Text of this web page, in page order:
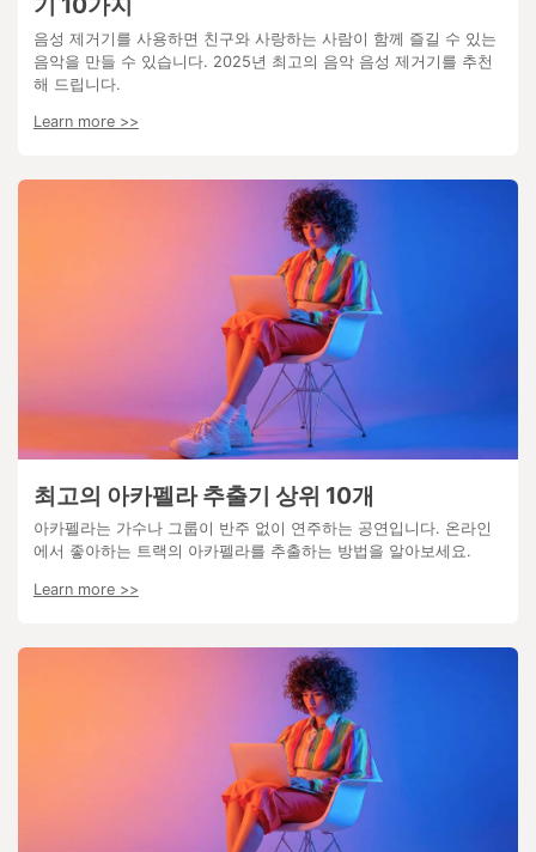
음성 제거기를 사용하면 친구와 사랑하는 사람이 함께 즐길 수 있는
음악을 만들 수 있습니다. 2025년 최고의 음악 음성 제거기를 추천
해 드립니다.
Learn more >>
최고의 아카펠라 추출기 상위 10개
아카펠라는 가수나 그룹이 반주 없이 연주하는 공연입니다. 온라인
에서 좋아하는 트랙의 아카펠라를 추출하는 방법을 알아보세요.
Learn more >>